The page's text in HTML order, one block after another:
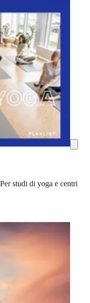
studi di yoga e centri